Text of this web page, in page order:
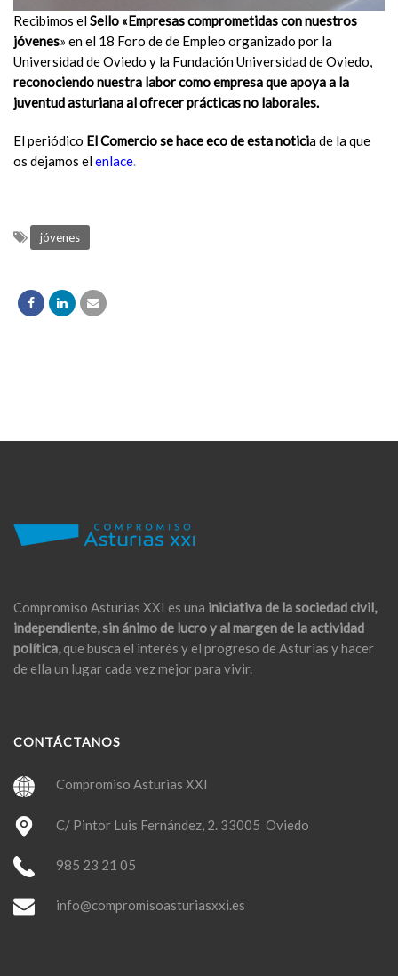
Recibimos elSello «Empresas comprometidas con nuestros
jóvenes» en el 18 Foro de de Empleo organizado por la
Universidad de Oviedo y la Fundación Universidad de Oviedo,
reconociendo nuestra labor como empresa que apoya a la
juventud asturiana al ofrecer prácticas no laborales.
El periódico El Comercio se hace eco de esta noticia de la que
os dejamos elenlace.
jóvenes
Compromiso Asturias XXI es una iniciativa de la sociedad civil,
independiente, sin ánimo de lucro y al margen de la actividad
política,que busca el interés y el progreso de Asturias y hacer
de ella un lugar cada vez mejor para vivir.
CONTÁCTANOS
Compromiso Asturias XXI
C/ Pintor Luis Fernández, 2. 33005 Oviedo
985 23 21 05
info@compromisoasturiasxxi.es